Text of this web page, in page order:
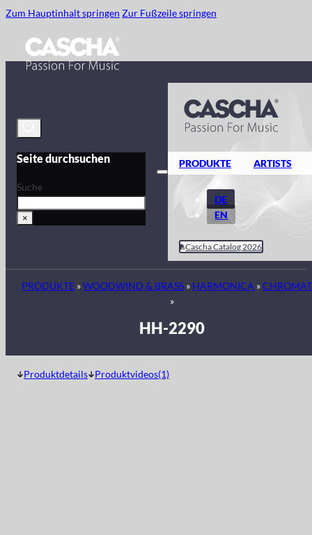
Zum Hauptinhalt springen Zur Fußzeile springen
Seite durchsuchen
Suche
×
PRODUKTE ARTISTS
DE
EN
Cascha Catalog 2026
PRODUKTE »WOODWIND & BRASS » HARMONICA »
»
HH-2290
Produktdetails Produktvideos(1)